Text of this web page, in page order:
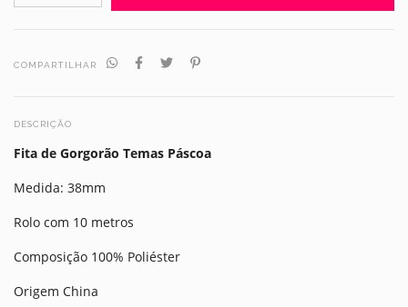
COMPARTILHAR
DESCRIÇÃO
Fita de Gorgorão Temas Páscoa
Medida: 38mm
Rolo com 10 metros
Composição 100% Poliéster
Origem China